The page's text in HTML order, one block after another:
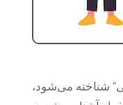
شناخته می‌شود،